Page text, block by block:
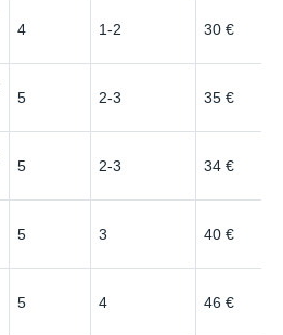
4 1-2 30 €
5 2-3 35 €
5 2-3 34 €
5 3 40 €
5 4 46 €